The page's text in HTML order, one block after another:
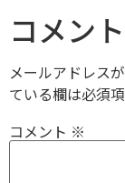
コメン
メールアドレス
ている欄は必須
コメント ※